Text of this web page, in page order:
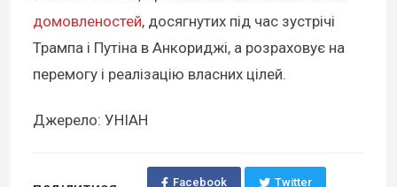
домовленостей, досягнутих під час зустрічі
Трампа і Путіна в Анкориджі, а розраховує на
перемогу і реалізацію власних цілей.
Джерело: УНІАН
Facebook Twitter